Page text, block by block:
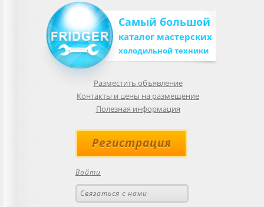
Самый большой
каталог мастерских
холодильной техники
Разместить объявление
Контакты и цены на размещение
Полезная информация
Регистрация
Войти
Связаться с нами